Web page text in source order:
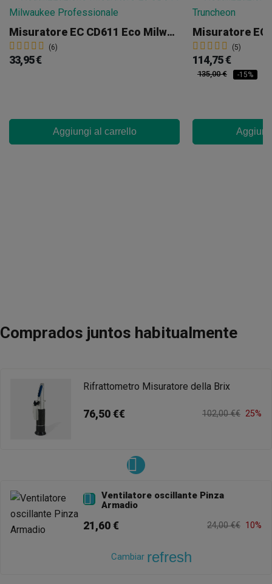
Misuratore EC CD611 Eco Milwaukee
(6)
33,95 €
Aggiungi al carrello
Misuratore EC
(5)
114,75 €
135,00 € -15%
Comprados juntos habitualmente
Rifrattometro Misuratore della Brix
76,50 €€ 102,00 €€ 25%

Ventilatore oscillante Pinza
Armadio
21,60 € 24,00 €€ 10%
Cambiar refresh